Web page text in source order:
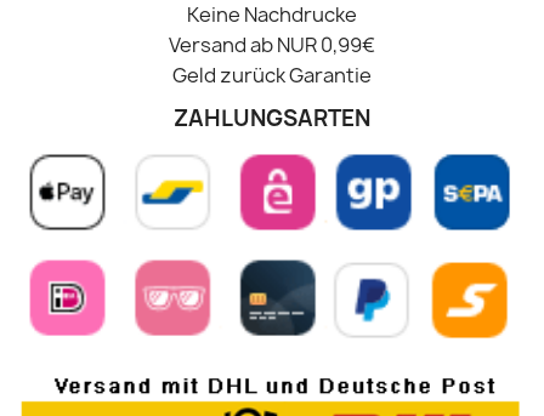
Keine Nachdrucke
Versand ab NUR 0,99€
Geld zurück Garantie
ZAHLUNGSARTEN